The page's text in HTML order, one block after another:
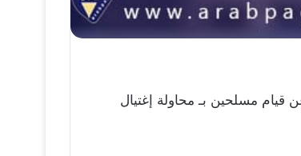
قيام مسلحين بـ محاولة إغتيال